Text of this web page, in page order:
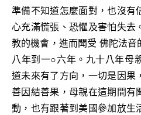
準備不知道怎麼面對，也沒有
心充滿慌張、恐懼及害怕失去
教的機會，進而聞受 佛陀法
八年到一○六年。九十八年母
道未來有了方向，一切是因果
善因結善果，母親在這期間有
動，也有跟著到美國參加放生